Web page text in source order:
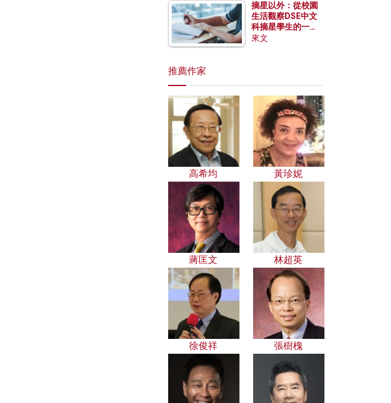
摘星以外：從校園
生活觀察DSE中文
科摘星學生的一點
特質
來文
推薦作家
高希均 黃珍妮
蔣匡文 林超英
徐俊祥 張樹槐